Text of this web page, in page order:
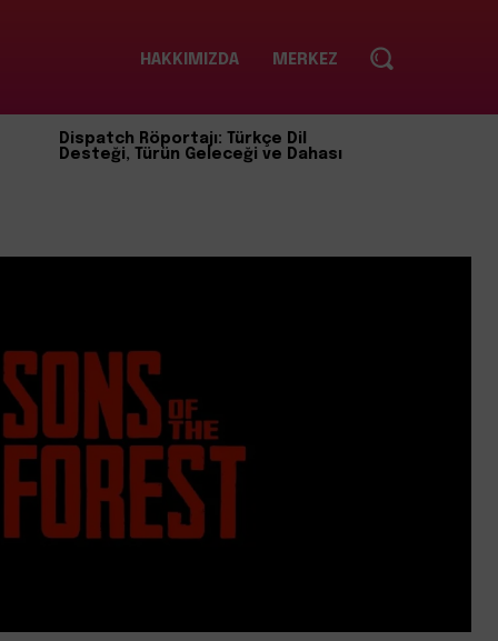
HAKKIMIZDA MERKEZ
Dispatch Röportajı: Türkçe Dil
Desteği, Türün Geleceği ve Dahası